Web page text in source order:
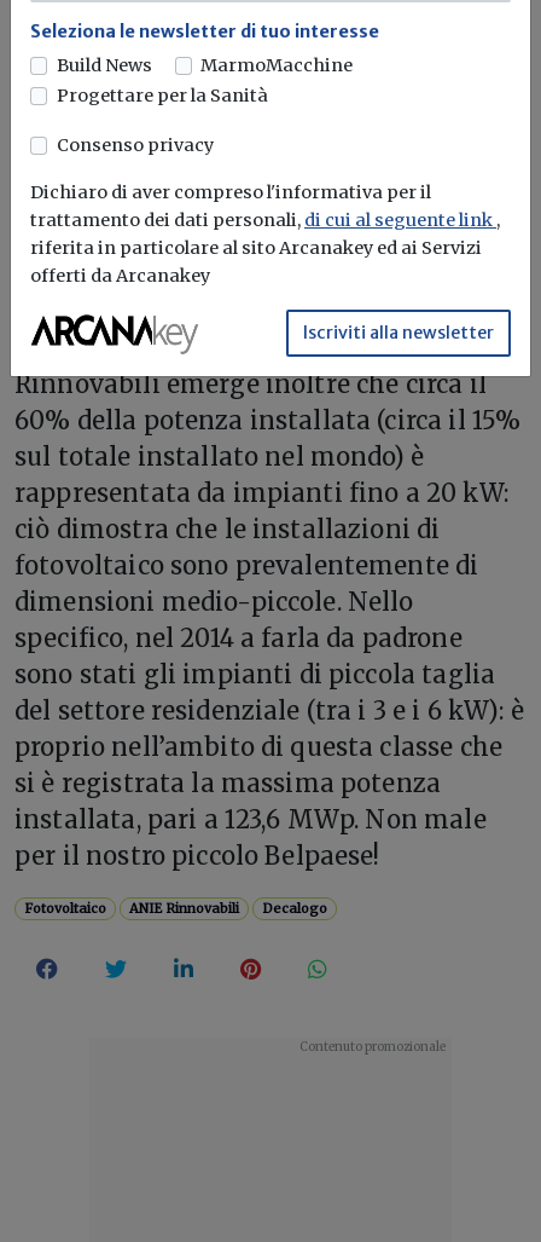
10. UN PRIMATO POSITIVO ANIE
Rinnovabili ha recentemente certificato
che il parco impianti italiani è il terzo al
Germania e Cina, ma prima di colossi
quali Usa e Giappone. Si stima infatti la
presenza nel nostro Paese di circa 648.183
impianti installati con una potenza
totale di 18.325 MW. Dai dati di Anie
Rinnovabili emerge inoltre che circa il
60% della potenza installata (circa il 15%
sul totale installato nel mondo) è
rappresentata da impianti fino a 20 kW:
ciò dimostra che le installazioni di
fotovoltaico sono prevalentemente di
dimensioni medio-piccole. Nello
specifico, nel 2014 a farla da padrone
sono stati gli impianti di piccola taglia
del settore residenziale (tra i 3 e i 6 kW): è
proprio nell’ambito di questa classe che
si è registrata la massima potenza
installata, pari a 123,6 MWp. Non male
per il nostro piccolo Belpaese!
Fotovoltaico ANIE Rinnovabili Decalogo
Seleziona le newsletter di tuo interesse
Build News
MarmoMacchine
Progettare per la Sanità
Consenso privacy
Dichiaro di aver compreso l'informativa per il
trattamento dei dati personali, di cui al seguente link ,
riferita in particolare al sito Arcanakey ed ai Servizi
offerti da Arcanakey
Iscriviti alla newsletter